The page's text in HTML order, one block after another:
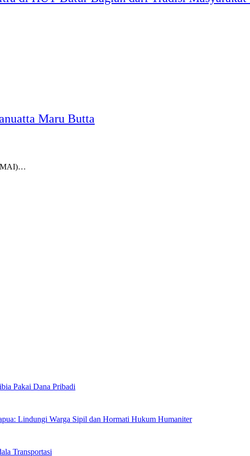
Maru Butta
Pakai Dana Pribadi
Lindungi Warga Sipil dan Hormati Hukum Humaniter
Transportasi